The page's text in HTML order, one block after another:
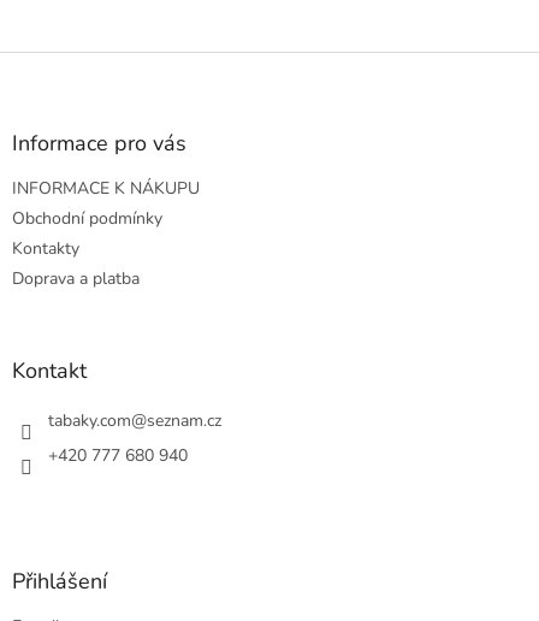
Z
Informace pro vás
INFORMACE K NÁKUPU
Obchodní podmínky
Kontakty
Doprava a platba
Kontakt
tabaky.com@seznam.cz
+420 777 680 940
Přihlášení